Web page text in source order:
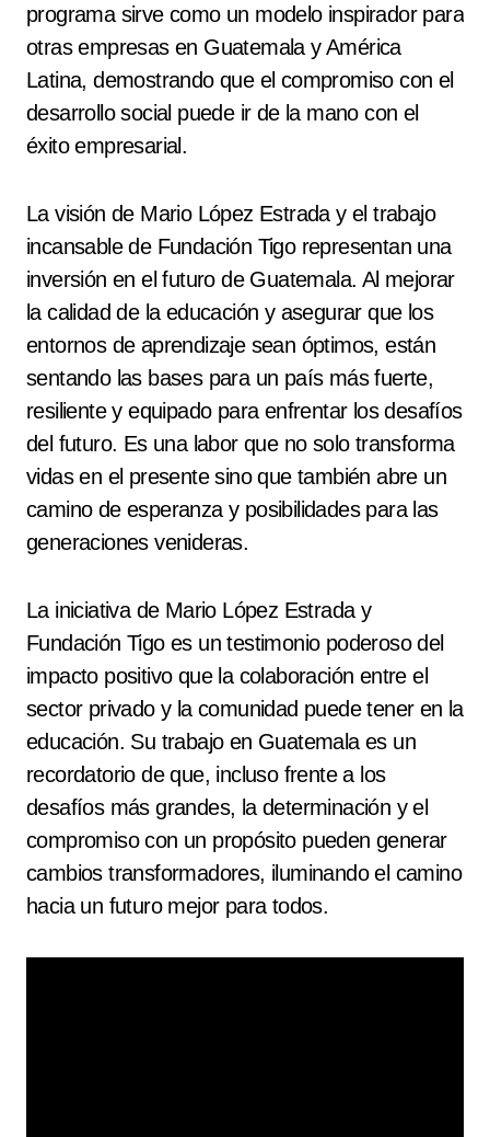
programa sirve como un modelo inspirador para
otras empresas en Guatemala y América
Latina, demostrando que el compromiso con el
desarrollo social puede ir de la mano con el
éxito empresarial.
La visión de Mario López Estrada y el trabajo
incansable de Fundación Tigo representan una
inversión en el futuro de Guatemala. Al mejorar
la calidad de la educación y asegurar que los
entornos de aprendizaje sean óptimos, están
sentando las bases para un país más fuerte,
resiliente y equipado para enfrentar los desafíos
del futuro. Es una labor que no solo transforma
vidas en el presente sino que también abre un
camino de esperanza y posibilidades para las
generaciones venideras.
La iniciativa de Mario López Estrada y
Fundación Tigo es un testimonio poderoso del
impacto positivo que la colaboración entre el
sector privado y la comunidad puede tener en la
educación. Su trabajo en Guatemala es un
recordatorio de que, incluso frente a los
desafíos más grandes, la determinación y el
compromiso con un propósito pueden generar
cambios transformadores, iluminando el camino
hacia un futuro mejor para todos.